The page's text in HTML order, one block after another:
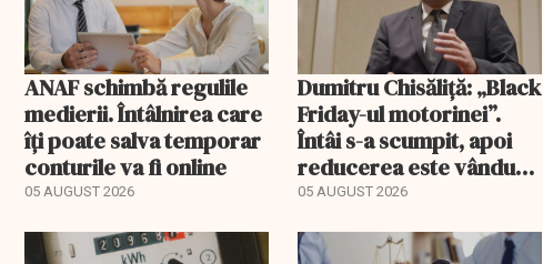
ANAF schimbă regulile
medierii. Întâlnirea care
îți poate salva temporar
conturile va fi online
05 AUGUST 2026
Dumitru Chisăliță: „Black
Friday-ul motorinei”.
Întâi s-a scumpit, apoi
reducerea este vândută
drept ajutor
05 AUGUST 2026